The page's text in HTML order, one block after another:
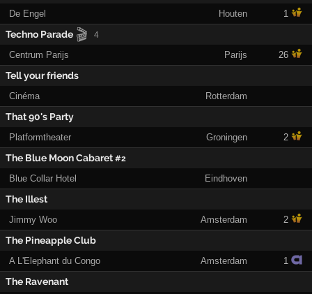
De Engel Houten 1
Techno Parade 🎬 4
Centrum Parijs Parijs 26
Tell your friends
Cinéma Rotterdam
That 90's Party
Platformtheater Groningen 2
The Blue Moon Cabaret#2
Blue Collar Hotel Eindhoven
The Illest
Jimmy Woo Amsterdam 2
The Pineapple Club
A L'Elephant du Congo Amsterdam 1
The Ravenant